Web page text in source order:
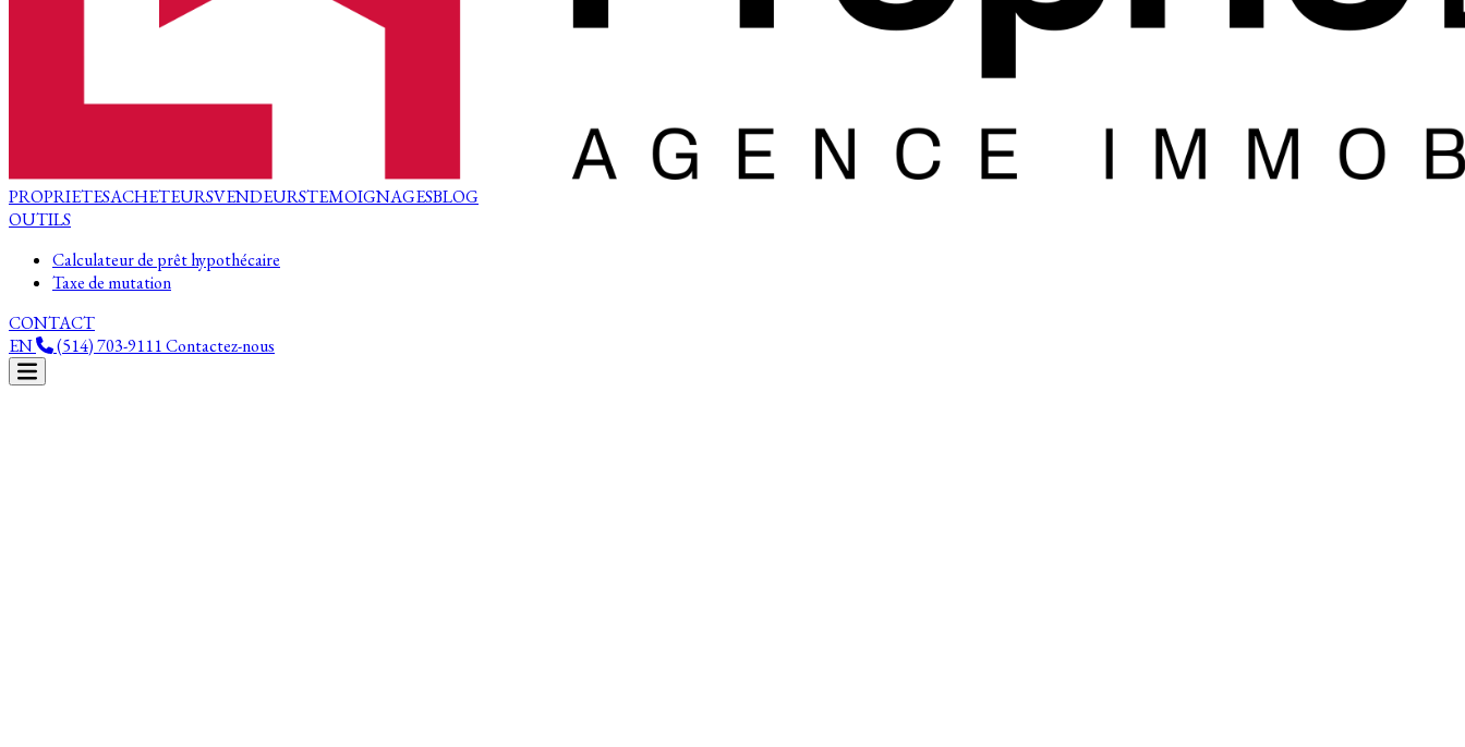
PROPRIETESACHETEURSVENDEURSTEMOIGNAGESBLOG
OUTILS
Calculateur de prêt hypothécaire
Taxe de mutation
CONTACT
EN
(514) 703-9111Contactez-nous